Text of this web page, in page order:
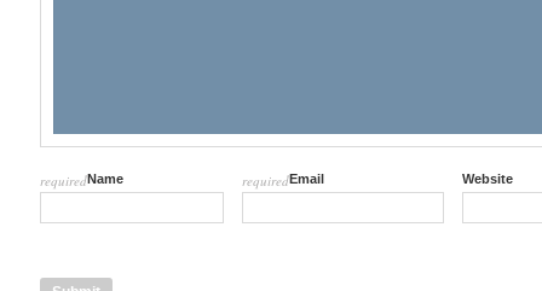
Name
required Email
required Website